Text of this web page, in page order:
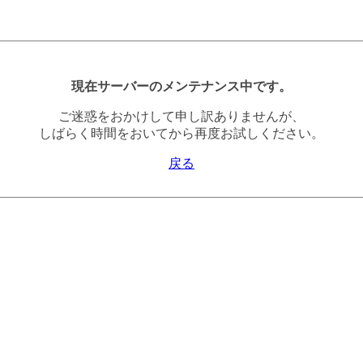
現在サーバーのメンテナンス中です。
ご迷惑をおかけして申し訳ありませんが、
しばらく時間をおいてから再度お試しください。
戻る